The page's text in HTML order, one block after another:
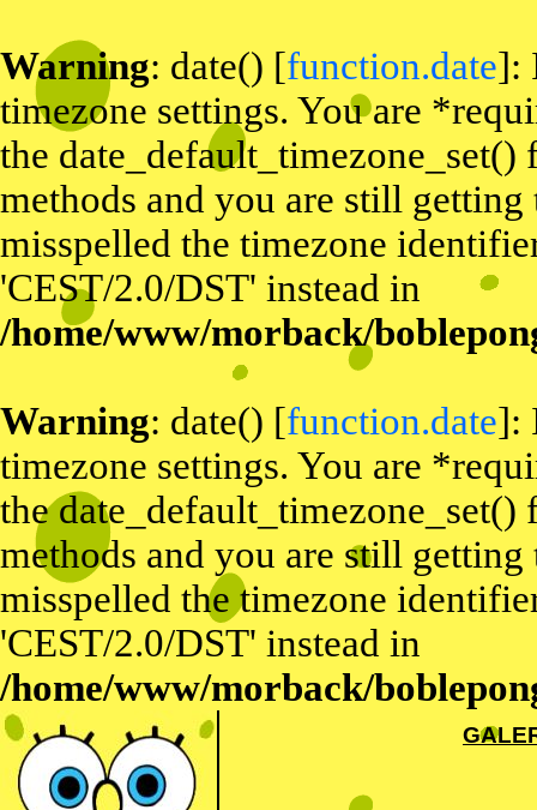
Warning: date() [function.date]:
timezone settings. You are
the
methods and you are still
misspelled the timezone
'CEST/2.0/DST' instead in
/home/www/morback/
Warning: date() [function.date]:
timezone settings. You are
the
methods and you are still
misspelled the timezone
'CEST/2.0/DST' instead in
/home/www/morback/